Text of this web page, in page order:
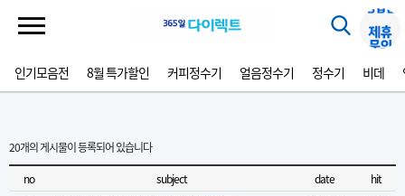
인기모음전 8월 특가할인 커피정수기 얼음정수기 정수기 비데
20개의 게시물이 등록되어 있습니다
no subject date
hit